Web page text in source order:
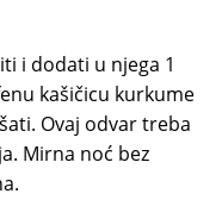
i dodati u njega 1
kašičicu kurkume
Ovaj odvar treba
Mirna noć bez